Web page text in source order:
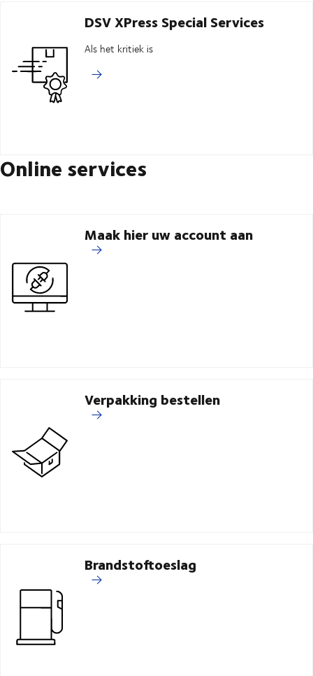
DSV XPress Special Services
Als het kritiek is
Online services
Maak hier uw account aan
Verpakking bestellen
Brandstoftoeslag